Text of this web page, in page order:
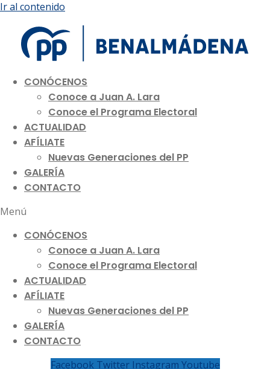
Ir al contenido
CONÓCENOS
Conoce a Juan A. Lara
Conoce el Programa Electoral
ACTUALIDAD
AFÍLIATE
Nuevas Generaciones del PP
GALERÍA
CONTACTO
Menú
CONÓCENOS
Conoce a Juan A. Lara
Conoce el Programa Electoral
ACTUALIDAD
AFÍLIATE
Nuevas Generaciones del PP
GALERÍA
CONTACTO
Facebook Twitter Instagram Youtube